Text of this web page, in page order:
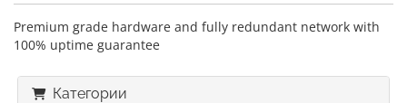
Premium grade hardware and fully redundant network with
100% uptime guarantee
Категории